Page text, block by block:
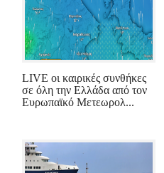
LIVE οι καιρικές συνθήκες
σε όλη την Ελλάδα από τον
Ευρωπαϊκό Μετεωρολ...